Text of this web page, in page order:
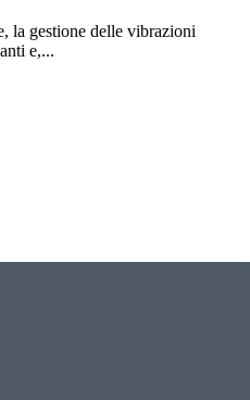
la gestione delle vibrazioni
e,...